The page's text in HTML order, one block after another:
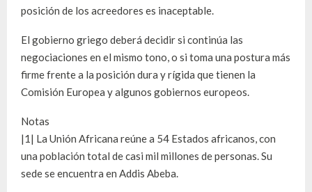
posición de los acreedores es inaceptable.
El gobierno griego deberá decidir si continúa las
negociaciones en el mismo tono, o si toma una postura más
firme frente a la posición dura y rígida que tienen la
Comisión Europea y algunos gobiernos europeos.
Notas
|1| La Unión Africana reúne a 54 Estados africanos, con
una población total de casi mil millones de personas. Su
sede se encuentra en Addis Abeba.